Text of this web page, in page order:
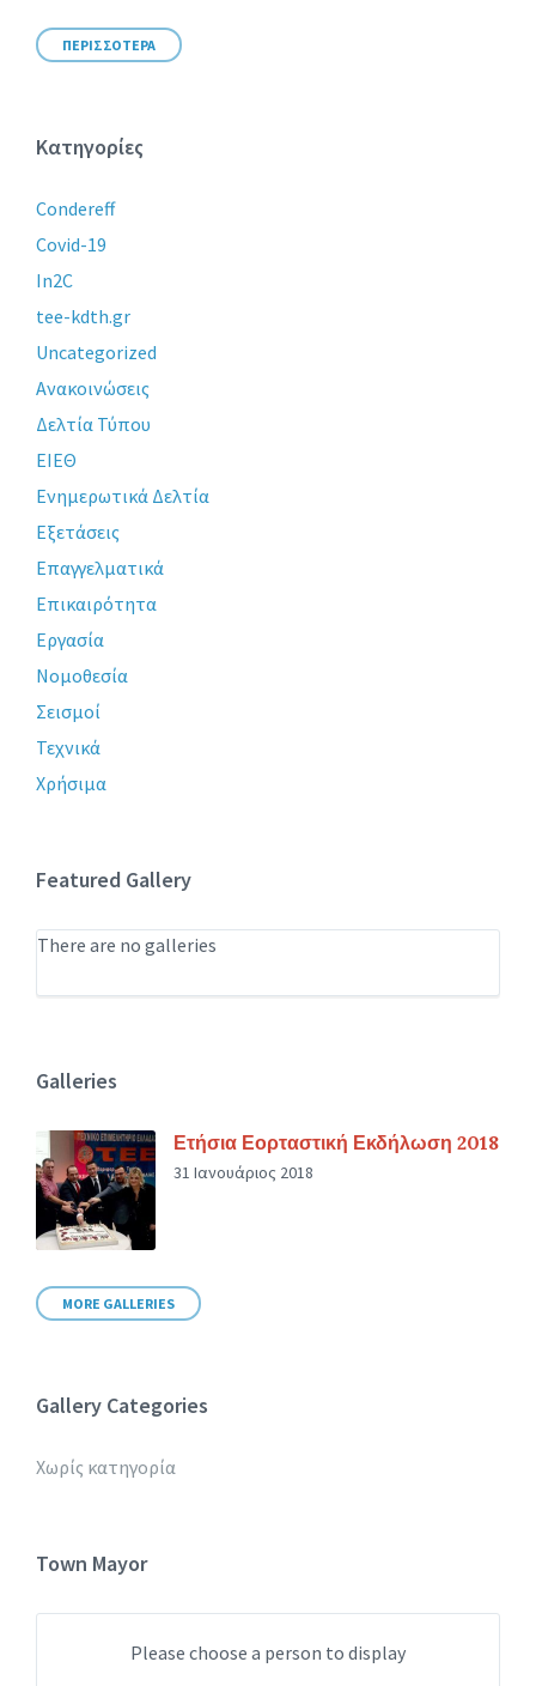
ΠΕΡΙΣΣΟΤΕΡΑ
Κατηγορίες
Condereff
Covid-19
In2C
tee-kdth.gr
Uncategorized
Ανακοινώσεις
Δελτία Τύπου
ΕΙΕΘ
Ενημερωτικά Δελτία
Εξετάσεις
Επαγγελματικά
Επικαιρότητα
Εργασία
Νομοθεσία
Σεισμοί
Τεχνικά
Χρήσιμα
Featured Gallery
There are no galleries
Galleries
Ετήσια Εορταστική Εκδήλωση 2018
31 Ιανουάριος 2018
MORE GALLERIES
Gallery Categories
Χωρίς κατηγορία
Town Mayor
Please choose a person to display